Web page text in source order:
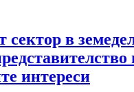
в
интереси